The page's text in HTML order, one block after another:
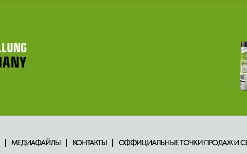
МЕДИАФАЙЛЫ КОНТАКТЫ ОФФИЦИАЛЬНЫЕ ТОЧКИ ПРОДАЖ И